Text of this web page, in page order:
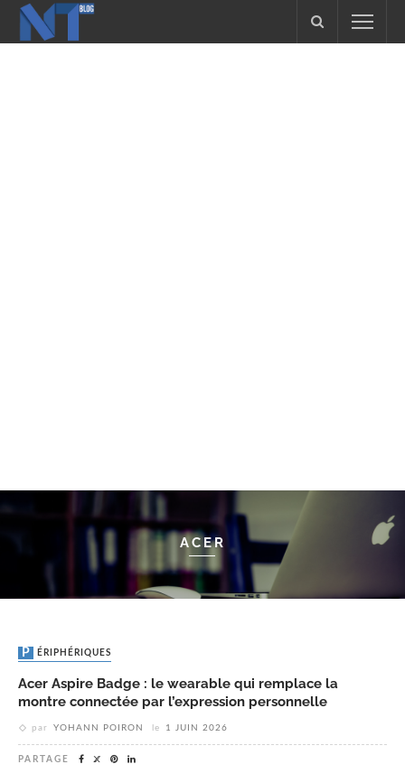
ACER
PÉRIPHÉRIQUES
Acer Aspire Badge : le wearable qui remplace la
montre connectée par l’expression personnelle
par YOHANN POIRON le 1 JUIN 2026
PARTAGE